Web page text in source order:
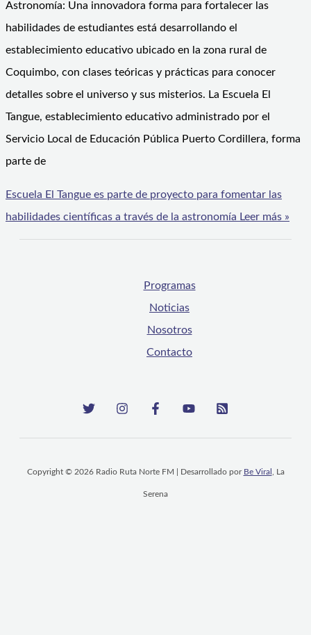
Astronomía: Una innovadora forma para fortalecer las
habilidades de estudiantes está desarrollando el
establecimiento educativo ubicado en la zona rural de
Coquimbo, con clases teóricas y prácticas para conocer
detalles sobre el universo y sus misterios. La Escuela El
Tangue, establecimiento educativo administrado por el
Servicio Local de Educación Pública Puerto Cordillera, forma
parte de
Escuela El Tangue es parte de proyecto para fomentar las
habilidades científicas a través de la astronomía Leer más »
Programas
Noticias
Nosotros
Contacto
Copyright © 2026 Radio Ruta Norte FM | Desarrollado por Be Viral , La
Serena